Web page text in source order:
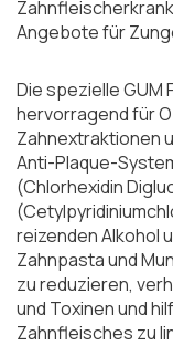
Angebote für
Die spezielle GUM
hervorragend für
Zahnextraktionen
Anti-Plaque-
(Chlorhexidin
reizenden Alkohol
Zahnpastaund
zu reduzieren,
und Toxinen und
Zahnfleisches zu